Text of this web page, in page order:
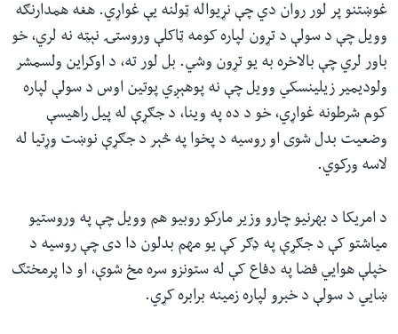
غوښتنو پر لور روان دي چې نړیواله ټولنه یې غواړي. هغه همدارنګه
وویل چې د سولې د تړون لپاره کومه ټاکلې وروستۍ نېټه نه لري، خو
باور لري چې بالاخره به یو تړون وشي. بل لور ته، د اوکراین ولسمشر
ولودیمیر زیلینسکي وویل چې نه پوهېږي پوتین اوس د سولې لپاره
کوم شرطونه غواړي، خو د ده په وینا، د جګړې له پیل راهیسې
وضعیت بدل شوی او روسیه د پخوا په څېر د جګړې نوښت وړتیا له
لاسه ورکوي.
د امریکا د بهرنیو چارو وزیر مارکو روبیو هم وویل چې په وروستیو
میاشتو کې د جګړې په ډګر کې یو مهم بدلون دا دی چې روسیه د
خپلې هوايي فضا په دفاع کې له ستونزو سره مخ شوې، او دا پرمختګ
ښايي د سولې د خبرو لپاره زمینه برابره کړي.